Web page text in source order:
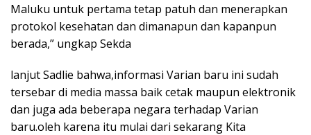
Maluku untuk pertama tetap patuh dan menerapkan
protokol kesehatan dan dimanapun dan kapanpun
berada,” ungkap Sekda
lanjut Sadlie bahwa,informasi Varian baru ini sudah
tersebar di media massa baik cetak maupun elektronik
dan juga ada beberapa negara terhadap Varian
baru.oleh karena itu mulai dari sekarang Kita